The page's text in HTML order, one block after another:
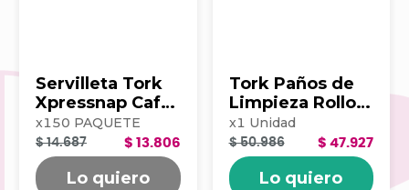
Servilleta Tork
Xpressnap Cafe
500hj Blanca
202223
x150 PAQUETE
$ 13.806
$ 14.687
Lo quiero
Tork Paños de
Limpieza Rollo x
100 203390
x1 Unidad
$ 47.927
$ 50.986
Lo quiero